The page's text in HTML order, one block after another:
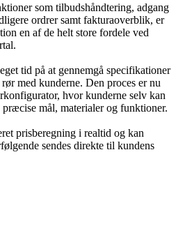
som tilbudshåndtering, adgang
ordrer samt fakturaoverblik, er
en af de helt store fordele ved
tid på at gennemgå specifikationer
med kunderne. Den proces er nu
hvor kunderne selv kan
præcise mål, materialer og funktioner.
prisberegning i realtid og kan
sendes direkte til kundens